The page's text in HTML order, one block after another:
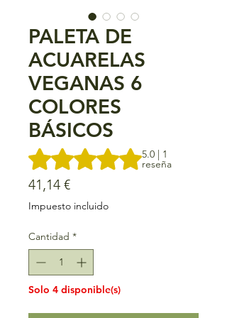
PALETA DE
ACUARELAS
VEGANAS 6
COLORES
BÁSICOS
Según 1 reseña, la calificación es de
5.0 | 1
reseña
41,14 €Precio
Impuesto incluido
Cantidad *
Solo 4 disponible(s)